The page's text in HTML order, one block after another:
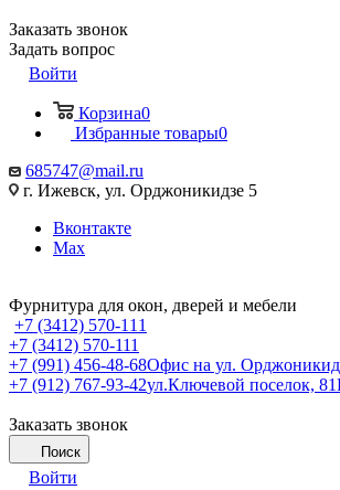
Заказать звонок
Задать вопрос
Войти
Корзина0
Избранные товары0
685747@mail.ru
г. Ижевск, ул. Орджоникидзе 5
Вконтакте
Max
Фурнитура для окон, дверей и мебели
+7 (3412) 570-111
+7 (3412) 570-111
+7 (991) 456-48-68Офис на ул.
+7 (912) 767-93-42ул.Ключевой поселок,
Заказать звонок
Поиск
Войти